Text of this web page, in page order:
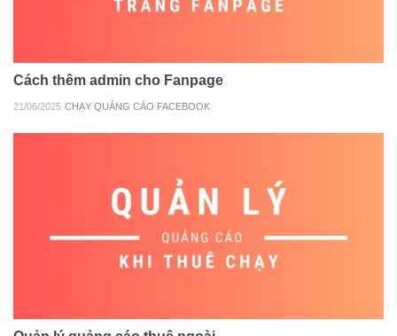
Cách thêm admin cho Fanpage
21/06/2025 CHẠY QUẢNG CÁO FACEBOOK